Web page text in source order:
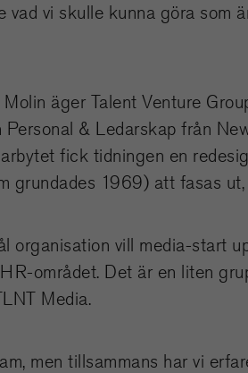
vad vi skulle kunna göra som
äger Talent Venture
& Ledarskap från
fick tidningen en
grundades 1969) att fasas
organisation vill media-start
området. Det är en liten
Media.
men tillsammans har vi